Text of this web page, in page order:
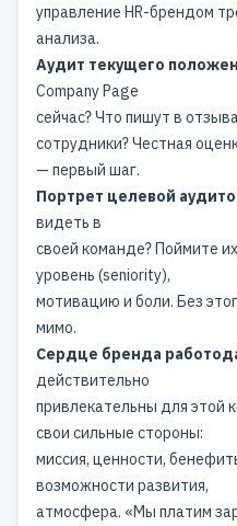
управление HR-брендом
анализа.
Аудит текущего
Company Page
сейчас? Что пишут в
сотрудники? Честная
— первый шаг.
Портрет целевой
видеть в
своей команде? Поймите
уровень (seniority),
мотивацию и боли. Без
мимо.
Сердце бренда
действительно
привлекательны для этой
свои сильные стороны:
миссия, ценности,
возможности развития,
атмосфера. «Мы платим